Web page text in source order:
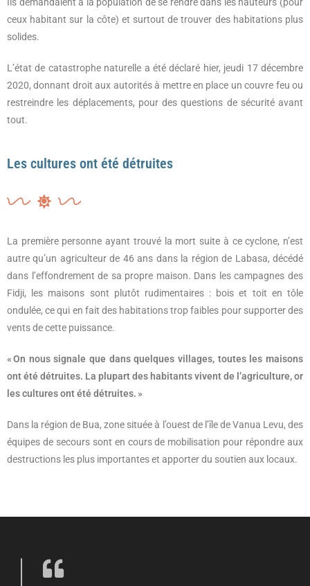
ceux habitant sur la côte) et surtout de trouver des habitations plus
solides.
L’état de catastrophe naturelle a été déclaré hier, jeudi 17 décembre
2020, donnant droit aux autorités à mettre en place un couvre feu ou
restreindre les déplacements, pour des questions de sécurité avant
tout.
Les cultures ont été détruites
La première personne ayant trouvé la mort suite à ce cyclone, n’est
autre qu’un agriculteur de 46 ans dans la région de Labasa, décédé
dans l’effondrement de sa propre maison. Dans les campagnes des
Fidji, les maisons sont plutôt rudimentaires : bois et toit en tôle
ondulée, ce qui en fait des habitations trop faibles pour supporter des
vents de cette puissance.
« On nous signale que dans quelques villages, toutes les maisons
ont été détruites. La plupart des habitants vivent de l’agriculture, or
les cultures ont été détruites. »
Dans la région de Bua, zone située à l’ouest de l’île de Vanua Levu, des
équipes de secours sont en cours de mobilisation pour répondre aux
destructions les plus importantes et apporter du soutien aux locaux.